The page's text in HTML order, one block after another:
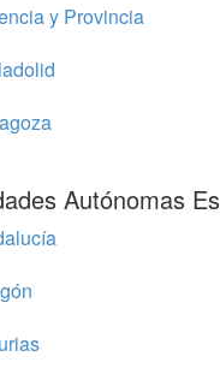
y Provincia
Autónomas